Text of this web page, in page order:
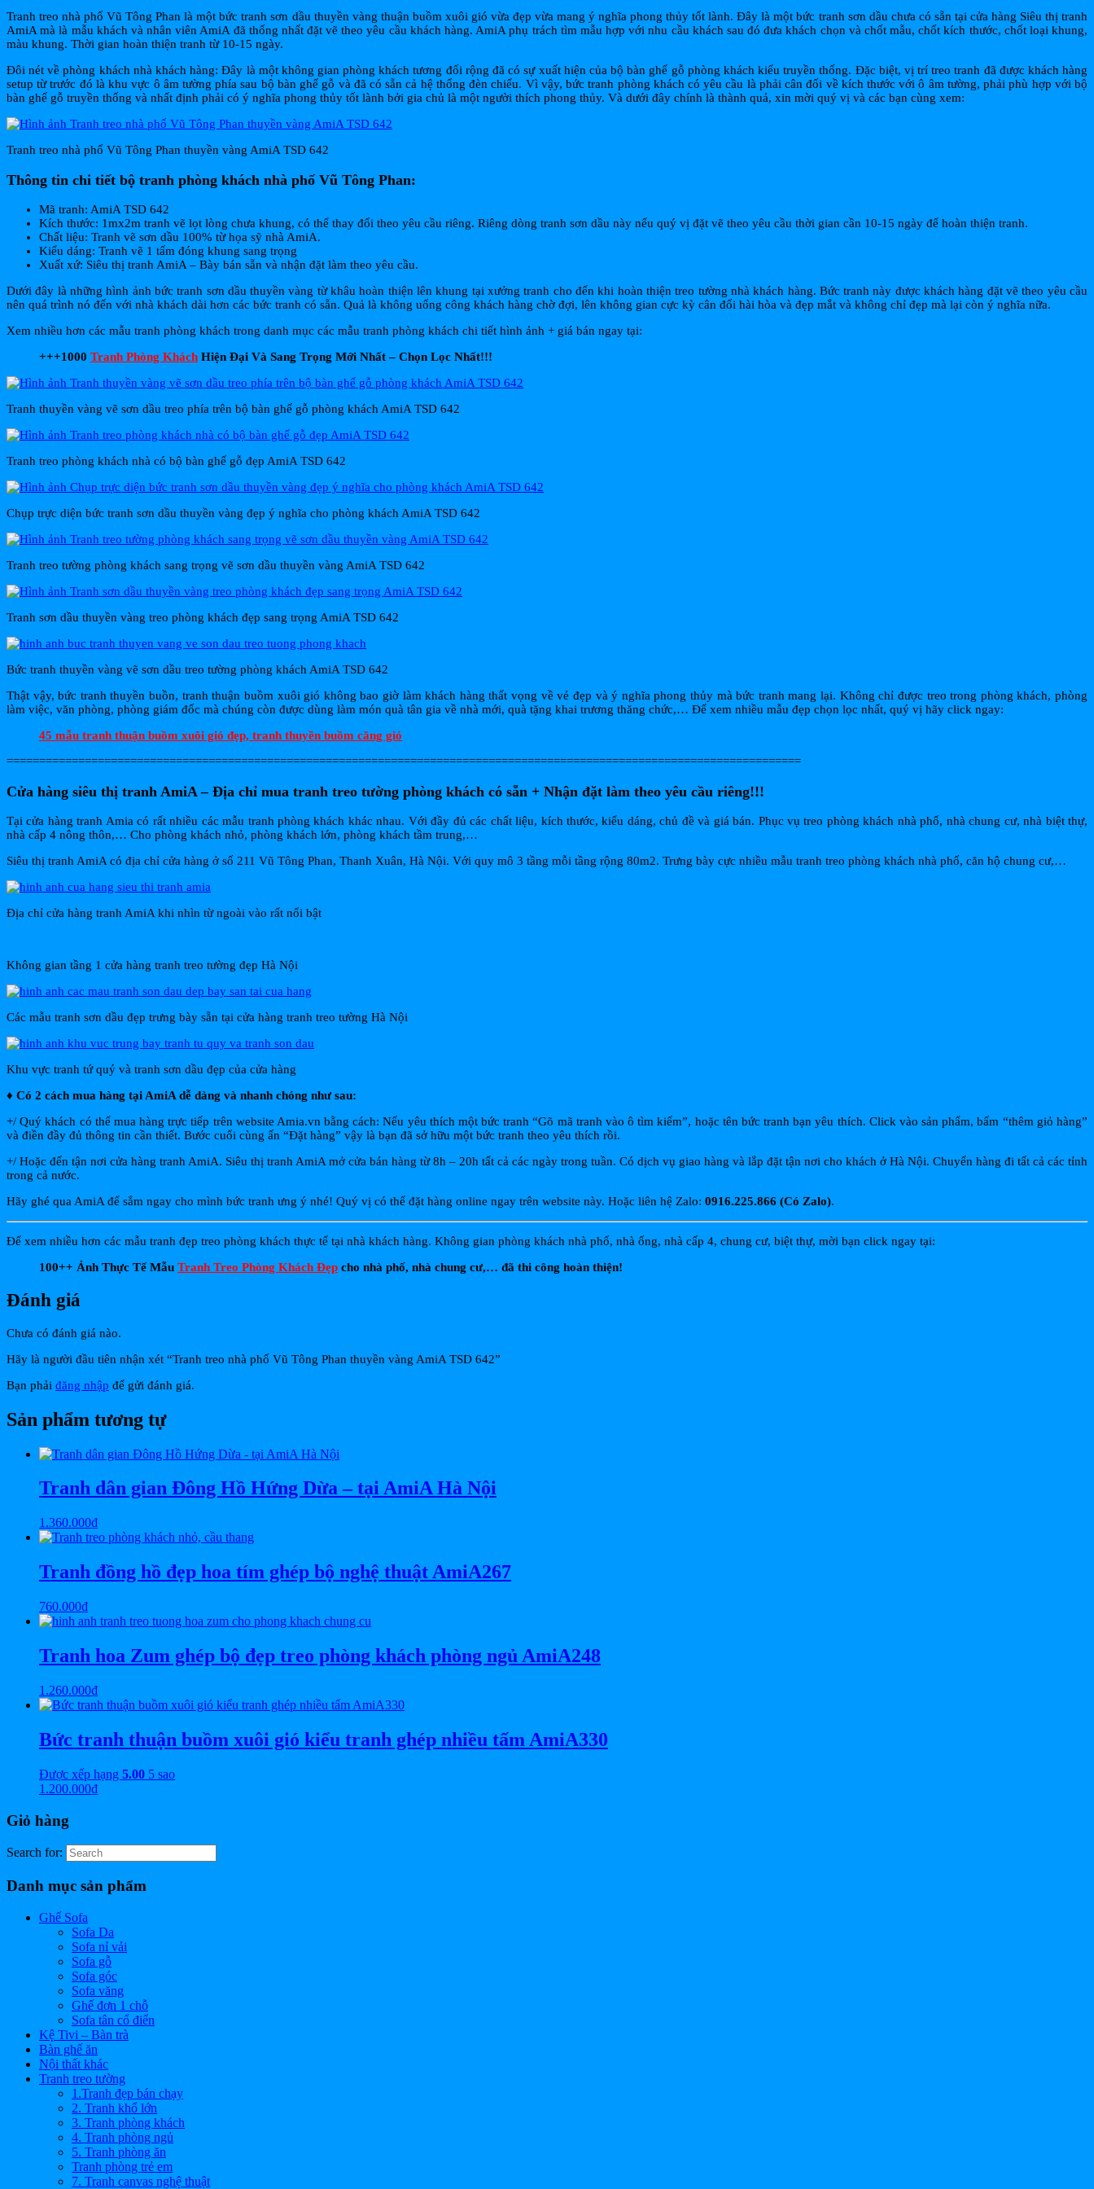
Tranh treo nhà phố Vũ Tông Phan là một bức tranh sơn dầu thuyền vàng thuận buồm xuôi gió vừa đẹp vừa mang ý nghĩa phong thủy tốt lành. Đây là một bức tranh sơn dầu chưa có sẵn tại cửa hàng Siêu thị tranh
AmiA mà là mẫu khách và nhân viên AmiA đã thống nhất đặt vẽ theo yêu cầu khách hàng. AmiA phụ trách tìm mẫu hợp với nhu cầu khách sau đó đưa khách chọn và chốt mẫu, chốt kích thước, chốt loại khung,
màu khung. Thời gian hoàn thiện tranh từ 10-15 ngày.
Đôi nét về phòng khách nhà khách hàng: Đây là một không gian phòng khách tương đối rộng đã có sự xuất hiện của bộ bàn ghế gỗ phòng khách kiểu truyền thống. Đặc biệt, vị trí treo tranh đã được khách hàng
setup từ trước đó là khu vực ô âm tường phía sau bộ bàn ghế gỗ và đã có sẵn cả hệ thống đèn chiếu. Vì vậy, bức tranh phòng khách có yêu cầu là phải cân đối về kích thước với ô âm tường, phải phù hợp với bộ
bàn ghế gỗ truyền thống và nhất định phải có ý nghĩa phong thủy tốt lành bởi gia chủ là một người thích phong thủy. Và dưới đây chính là thành quả, xin mời quý vị và các bạn cùng xem:
Tranh treo nhà phố Vũ Tông Phan thuyền vàng AmiA TSD 642
Thông tin chi tiết bộ tranh phòng khách nhà phố Vũ Tông Phan:
Mã tranh: AmiA TSD 642
Kích thước: 1mx2m tranh vẽ lọt lòng chưa khung, có thể thay đổi theo yêu cầu riêng. Riêng dòng tranh sơn dầu này nếu quý vị đặt vẽ theo yêu cầu thời gian cần 10-15 ngày để hoàn thiện tranh.
Chất liệu: Tranh vẽ sơn dầu 100% từ họa sỹ nhà AmiA.
Kiểu dáng: Tranh vẽ 1 tấm đóng khung sang trọng
Xuất xứ: Siêu thị tranh AmiA – Bày bán sẵn và nhận đặt làm theo yêu cầu.
Dưới đây là những hình ảnh bức tranh sơn dầu thuyền vàng từ khâu hoàn thiện lên khung tại xưởng tranh cho đến khi hoàn thiện treo tường nhà khách hàng. Bức tranh này được khách hàng đặt vẽ theo yêu cầu
nên quá trình nó đến với nhà khách dài hơn các bức tranh có sẵn. Quả là không uổng công khách hàng chờ đợi, lên không gian cực kỳ cân đối hài hòa và đẹp mắt và không chỉ đẹp mà lại còn ý nghĩa nữa.
Xem nhiều hơn các mẫu tranh phòng khách trong danh mục các mẫu tranh phòng khách chi tiết hình ảnh + giá bán ngay tại:
+++1000 Tranh Phòng Khách Hiện Đại Và Sang Trọng Mới Nhất – Chọn Lọc Nhất!!!
Tranh thuyền vàng vẽ sơn dầu treo phía trên bộ bàn ghế gỗ phòng khách AmiA TSD 642
Tranh treo phòng khách nhà có bộ bàn ghế gỗ đẹp AmiA TSD 642
Chụp trực diện bức tranh sơn dầu thuyền vàng đẹp ý nghĩa cho phòng khách AmiA TSD 642
Tranh treo tường phòng khách sang trọng vẽ sơn dầu thuyền vàng AmiA TSD 642
Tranh sơn dầu thuyền vàng treo phòng khách đẹp sang trọng AmiA TSD 642
Bức tranh thuyền vàng vẽ sơn dầu treo tường phòng khách AmiA TSD 642
Thật vậy, bức tranh thuyền buồn, tranh thuận buồm xuôi gió không bao giờ làm khách hàng thất vọng về vẻ đẹp và ý nghĩa phong thủy mà bức tranh mang lại. Không chỉ được treo trong phòng khách, phòng
làm việc, văn phòng, phòng giám đốc mà chúng còn được dùng làm món quà tân gia về nhà mới, quà tặng khai trương thăng chức,… Để xem nhiều mẫu đẹp chọn lọc nhất, quý vị hãy click ngay:
45 mẫu tranh thuận buồm xuôi gió đẹp, tranh thuyền buồm căng gió
==========================================================================================================================
Cửa hàng siêu thị tranh AmiA – Địa chỉ mua tranh treo tường phòng khách có sẵn + Nhận đặt làm theo yêu cầu riêng!!!
Tại cửa hàng tranh Amia có rất nhiều các mẫu tranh phòng khách khác nhau. Với đầy đủ các chất liệu, kích thước, kiểu dáng, chủ đề và giá bán. Phục vụ treo phòng khách nhà phố, nhà chung cư, nhà biệt thự,
nhà cấp 4 nông thôn,… Cho phòng khách nhỏ, phòng khách lớn, phòng khách tầm trung,…
Siêu thị tranh AmiA có địa chỉ cửa hàng ở số 211 Vũ Tông Phan, Thanh Xuân, Hà Nội. Với quy mô 3 tầng mỗi tầng rộng 80m2. Trưng bày cực nhiều mẫu tranh treo phòng khách nhà phố, căn hộ chung cư,…
Địa chỉ cửa hàng tranh AmiA khi nhìn từ ngoài vào rất nổi bật
Không gian tầng 1 cửa hàng tranh treo tường đẹp Hà Nội
Các mẫu tranh sơn dầu đẹp trưng bày sẵn tại cửa hàng tranh treo tường Hà Nội
Khu vực tranh tứ quý và tranh sơn dầu đẹp của cửa hàng
♦ Có 2 cách mua hàng tại AmiA dễ dàng và nhanh chóng như sau:
+/ Quý khách có thể mua hàng trực tiếp trên website Amia.vn bằng cách: Nếu yêu thích một bức tranh “Gõ mã tranh vào ô tìm kiếm”, hoặc tên bức tranh bạn yêu thích. Click vào sản phẩm, bấm “thêm giỏ hàng”
và điền đầy đủ thông tin cần thiết. Bước cuối cùng ấn “Đặt hàng” vậy là bạn đã sở hữu một bức tranh theo yêu thích rồi.
+/ Hoặc đến tận nơi cửa hàng tranh AmiA. Siêu thị tranh AmiA mở cửa bán hàng từ 8h – 20h tất cả các ngày trong tuần. Có dịch vụ giao hàng và lắp đặt tận nơi cho khách ở Hà Nội. Chuyển hàng đi tất cả các tỉnh
trong cả nước.
Hãy ghé qua AmiA để sắm ngay cho mình bức tranh ưng ý nhé! Quý vị có thể đặt hàng online ngay trên website này. Hoặc liên hệ Zalo: 0916.225.866 (Có Zalo).
Để xem nhiều hơn các mẫu tranh đẹp treo phòng khách thực tế tại nhà khách hàng. Không gian phòng khách nhà phố, nhà ống, nhà cấp 4, chung cư, biệt thự, mời bạn click ngay tại:
100++ Ảnh Thực Tế Mẫu Tranh Treo Phòng Khách Đẹp cho nhà phố, nhà chung cư,… đã thi công hoàn thiện!
Đánh giá
Chưa có đánh giá nào.
Hãy là người đầu tiên nhận xét “Tranh treo nhà phố Vũ Tông Phan thuyền vàng AmiA TSD 642”
Bạn phải đăng nhập để gửi đánh giá.
Sản phẩm tương tự
Tranh dân gian Đông Hồ Hứng Dừa – tại AmiA Hà Nội
1.360.000₫
Tranh đồng hồ đẹp hoa tím ghép bộ nghệ thuật AmiA267
760.000₫
Tranh hoa Zum ghép bộ đẹp treo phòng khách phòng ngủ AmiA248
1.260.000₫
Bức tranh thuận buồm xuôi gió kiểu tranh ghép nhiều tấm AmiA330
Được xếp hạng 5.00 5 sao
1.200.000₫
Giỏ hàng
Search for:
Danh mục sản phẩm
Ghế Sofa
Sofa Da
Sofa nỉ vải
Sofa gỗ
Sofa góc
Sofa văng
Ghế đơn 1 chỗ
Sofa tân cổ điển
Kệ Tivi – Bàn trà
Bàn ghế ăn
Nội thất khác
Tranh treo tường
1.Tranh đẹp bán chạy
2. Tranh khổ lớn
3. Tranh phòng khách
4. Tranh phòng ngủ
5. Tranh phòng ăn
Tranh phòng trẻ em
7. Tranh canvas nghệ thuật